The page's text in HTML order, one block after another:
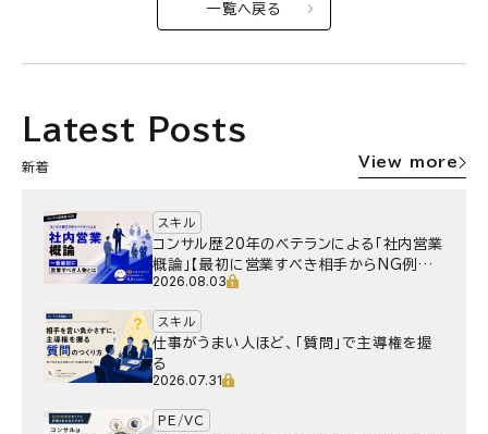
一覧へ戻る
Latest Posts
新着 View more
スキル
コンサル歴20年のベテランによる「社内営業
概論」【最初に営業すべき相手からNG例ま
で】
2026.08.03
スキル
仕事がうまい人ほど、「質問」で主導権を握
る
2026.07.31
PE/VC